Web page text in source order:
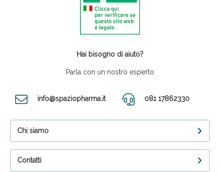
Hai bisogno di aiuto?
Parla con un nostro esperto
info@spaziopharma.it 081 17862330
Chi siamo
Contatti